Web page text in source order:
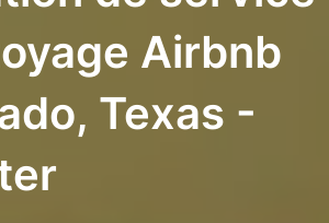
Airbnb
Texas -